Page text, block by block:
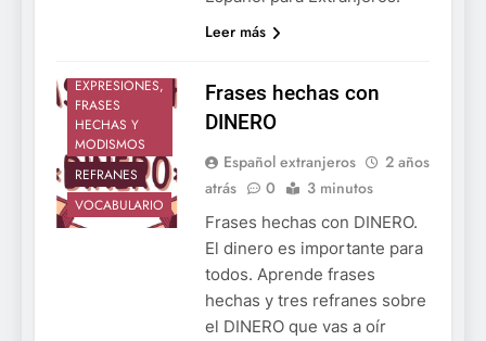
Leer más
EXPRESIONES,
FRASES
HECHAS Y
MODISMOS
REFRANES
VOCABULARIO
Frases hechas con
DINERO
Español extranjeros
2 años
atrás
0 3 minutos
Frases hechas con DINERO.
El dinero es importante para
todos. Aprende frases
hechas y tres refranes sobre
el DINERO que vas a oír